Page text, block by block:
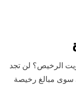
الرخيص؟ لن تجد
سوى مبالغ رخيصة